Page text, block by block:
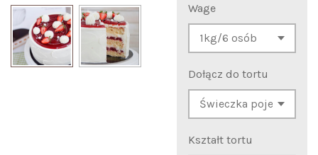
Wage
Dołącz do tortu
Kształt tortu